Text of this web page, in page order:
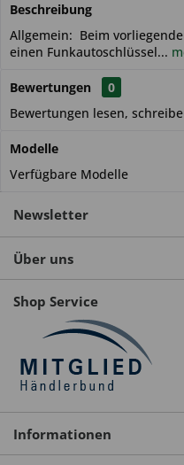
Beschreibung
Allgemein: Beim
einen Funkautoschlüssel...
Bewertungen
0
Bewertungen lesen,
Modelle
Verfügbare Modelle
Newsletter
Über uns
Shop Service
Informationen